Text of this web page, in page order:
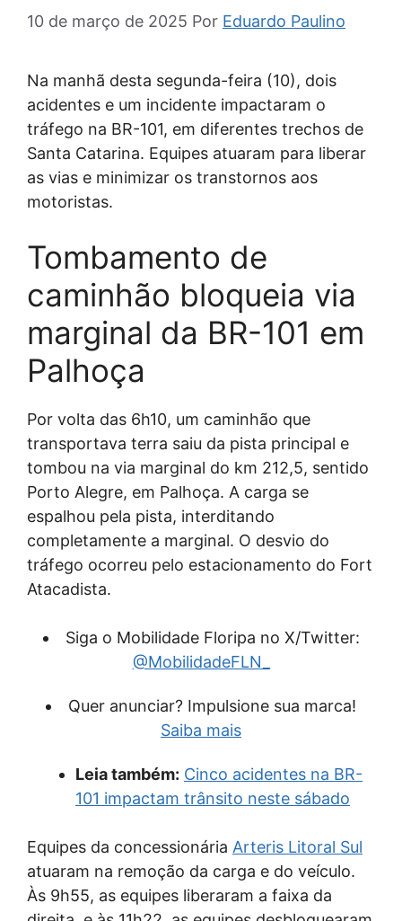
10 de março de 2025 Por Eduardo Paulino
Na manhã desta segunda-feira (10), dois
acidentes e um incidente impactaram o
tráfego na BR-101, em diferentes trechos de
Santa Catarina. Equipes atuaram para liberar
as vias e minimizar os transtornos aos
motoristas.
Tombamento de
caminhão bloqueia via
marginal da BR-101 em
Palhoça
Por volta das 6h10, um caminhão que
transportava terra saiu da pista principal e
tombou na via marginal do km 212,5, sentido
Porto Alegre, em Palhoça. A carga se
espalhou pela pista, interditando
completamente a marginal. O desvio do
tráfego ocorreu pelo estacionamento do Fort
Atacadista.
Siga o Mobilidade Floripa no X/Twitter:
@MobilidadeFLN_
Quer anunciar? Impulsione sua marca!
Saiba mais
Leia também: Cinco acidentes na BR-
101 impactam trânsito neste sábado
Equipes da concessionária Arteris Litoral Sul
atuaram na remoção da carga e do veículo.
Às 9h55, as equipes liberaram a faixa da